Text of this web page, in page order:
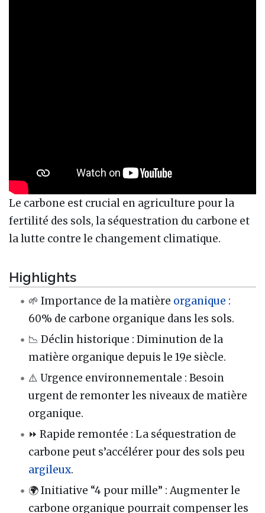
Le carbone est crucial en agriculture pour la
fertilité des sols, la séquestration du carbone et
la lutte contre le changement climatique.
Highlights
🌱 Importance de la matière organique :
60% de carbone organique dans les sols.
📉 Déclin historique : Diminution de la
matière organique depuis le 19e siècle.
⚠️ Urgence environnementale : Besoin
urgent de remonter les niveaux de matière
organique.
⏩ Rapide remontée : La séquestration de
carbone peut s’accélérer pour des sols peu
argileux.
🌍 Initiative “4 pour mille” : Augmenter le
carbone organique pourrait compenser les